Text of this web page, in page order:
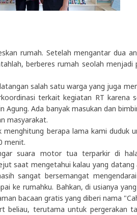
rumah. Setelah mengantar dua
berberes rumah seolah menjadi
salah satu warga yang juga
terkait kegiatan RT karena
Ada banyak masukan dan
masyarakat.
berapa lama kami duduk
menit.
suara motor tua terparkir di
saat mengetahui kalau yang datang
sangat bersemangat
ke rumahku. Bahkan, di usianya
bacaan gratis yang diberi nama
beliau, terutama untuk pergerakan